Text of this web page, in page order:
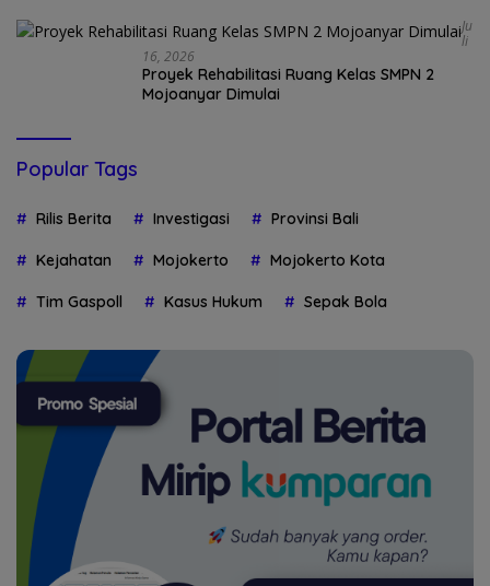
Ju
Li
16, 2026
Proyek Rehabilitasi Ruang Kelas SMPN 2
Mojoanyar Dimulai
Popular Tags
Rilis Berita Investigasi Provinsi Bali
Kejahatan Mojokerto Mojokerto Kota
Tim Gaspoll Kasus Hukum Sepak Bola